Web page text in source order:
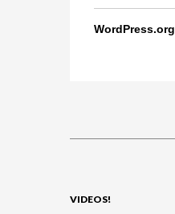
WordPress.org
VIDEOS!